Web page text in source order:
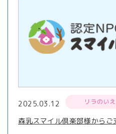
2025.03.12 リラのいえ
森乳スマイル倶楽部様からご